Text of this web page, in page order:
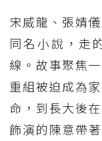
宋威龍、張婧
同名小說，走
線。故事聚焦
重組被迫成為
命，到長大後
飾演的陳意帶